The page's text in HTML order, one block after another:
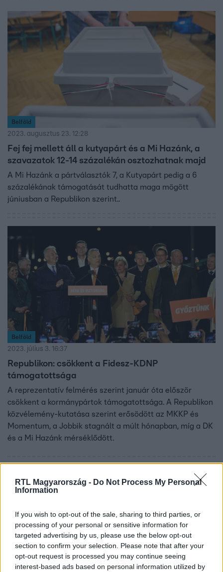
RTL Magyarország - Do Not Process My Personal
Information
If you wish to opt-out of the sale, sharing to third parties, or
processing of your personal or sensitive information for
targeted advertising by us, please use the below opt-out
section to confirm your selection. Please note that after your
opt-out request is processed you may continue seeing
interest-based ads based on personal information utilized by
Belföld
2023. augusztus 23. 12:28
Fej fej mellett áll a kutyapárt és a Mi Hazánk, a
szavazatok 12-14 százalékán osztozhatnak majd
A Mi Hazánk a pártválasztók 7, a Kutyapárt pedig a 6
százalékának támogatását tudhatta maga mögött
júniusban a Republikon szerint..
Belföld
2023. július 3. 16:37
Republikon: csökkent a Fidesz-KDNP
támogatottsága
A reprezentatív felmérés szerint január óta először
csökkent a kormánypártok támogatottsága. A Republikon
közvélemény-kutatása szerint erősödött az MKKP és
Momentum, a Jobbik stagnált a múlt hónapban, míg a DK
és a Mi Hazánk mérséklődött.